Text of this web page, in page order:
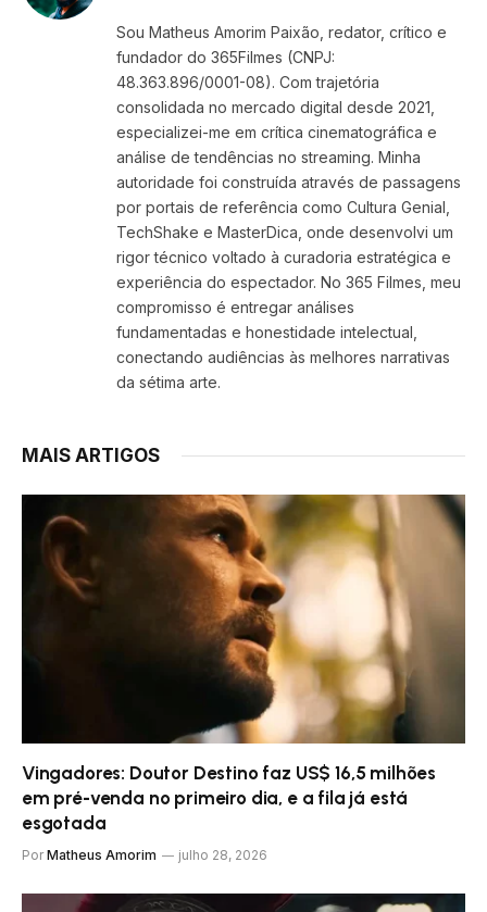
Sou Matheus Amorim Paixão, redator, crítico e
fundador do 365Filmes (CNPJ:
48.363.896/0001-08). Com trajetória
consolidada no mercado digital desde 2021,
especializei-me em crítica cinematográfica e
análise de tendências no streaming. Minha
autoridade foi construída através de passagens
por portais de referência como Cultura Genial,
TechShake e MasterDica, onde desenvolvi um
rigor técnico voltado à curadoria estratégica e
experiência do espectador. No 365 Filmes, meu
compromisso é entregar análises
fundamentadas e honestidade intelectual,
conectando audiências às melhores narrativas
da sétima arte.
MAIS ARTIGOS
Vingadores: Doutor Destino faz US$ 16,5 milhões
em pré-venda no primeiro dia, e a fila já está
esgotada
Por Matheus Amorim julho 28, 2026